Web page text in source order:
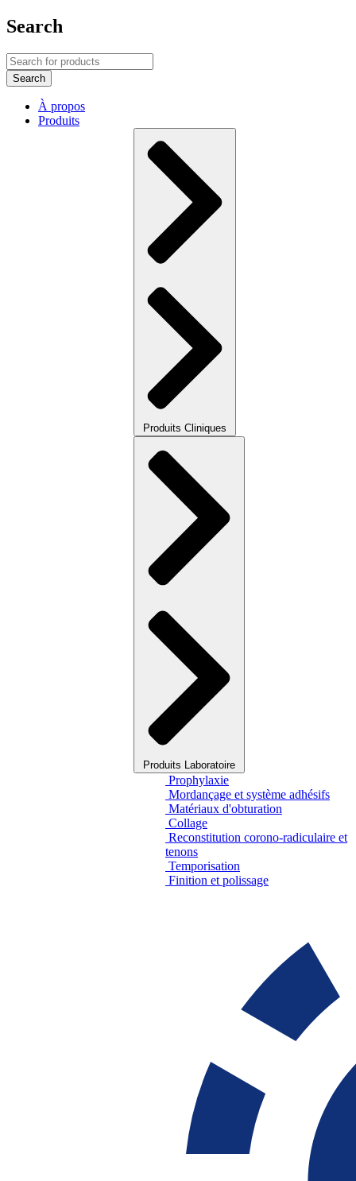
Search
À propos
Produits
Produits Cliniques
Produits Laboratoire
Prophylaxie
Mordançage et système adhésifs
Matériaux d'obturation
Collage
Reconstitution corono-radiculaire et
tenons
Temporisation
Finition et polissage